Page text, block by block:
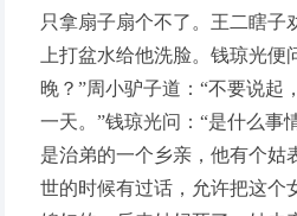
只拿扇子扇个不了。王二瞎子
上打盆水给他洗脸。钱琼光便
晚？”周小驴子道：“不要说起
一天。”钱琼光问：“是什么事
是治弟的一个乡亲，他有个姑
世的时候有过话，允许把这个